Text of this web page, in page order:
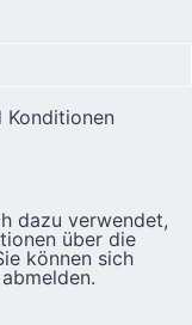
Konditionen
dazu verwendet,
über die
können sich